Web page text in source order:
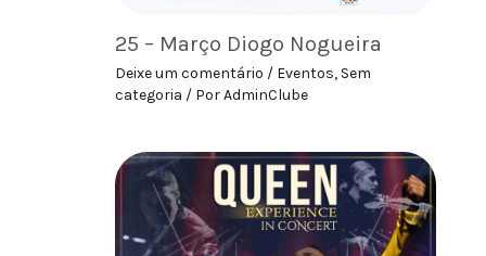
25 – Março Diogo Nogueira
Deixe um comentário / Eventos, Sem
categoria / PorAdminClube